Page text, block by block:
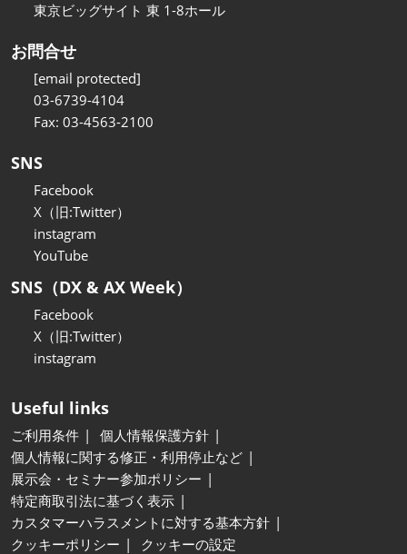
東京ビッグサイト 東 1-8ホール
お問合せ
[email protected]
03-6739-4104
Fax: 03-4563-2100
SNS
Facebook
X（旧:Twitter）
instagram
YouTube
SNS（DX & AX Week）
Facebook
X（旧:Twitter）
instagram
Useful links
ご利用条件
個人情報保護方針
個人情報に関する修正・利用停止など
展示会・セミナー参加ポリシー
特定商取引法に基づく表示
カスタマーハラスメントに対する基本方針
クッキーポリシー
クッキーの設定